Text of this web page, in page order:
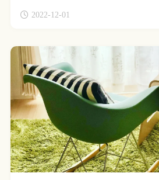
2022-12-01